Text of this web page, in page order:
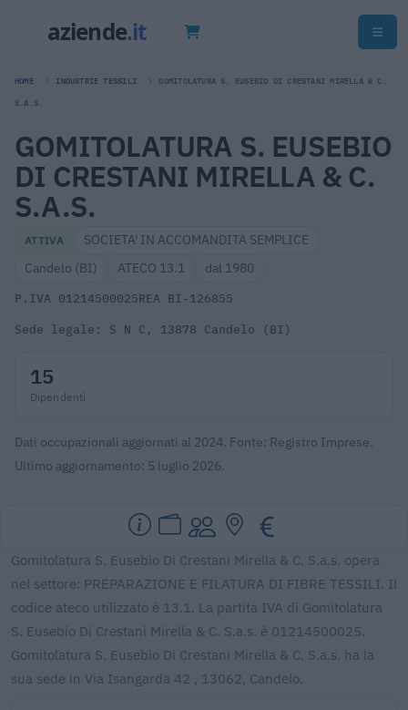
HOME INDUSTRIE TESSILI GOMITOLATURA S. EUSEBIO DI CRESTANI MIRELLA & C.
S.A.S.
GOMITOLATURA S. EUSEBIO
DI CRESTANI MIRELLA & C.
S.A.S.
ATTIVA
SOCIETA' IN ACCOMANDITA SEMPLICE
Candelo (BI)
ATECO 13.1 dal 1980
P.IVA 01214500025REA BI-126855
Sede legale: S N C, 13878 Candelo (BI)
15
Dipendenti
Dati occupazionali aggiornati al 2024. Fonte: Registro Imprese.
Ultimo aggiornamento: 5 luglio 2026.
Gomitolatura S. Eusebio Di Crestani Mirella & C. S.a.s. opera
nel settore: PREPARAZIONE E FILATURA DI FIBRE TESSILI. Il
codice ateco utilizzato è 13.1. La partita IVA di Gomitolatura
S. Eusebio Di Crestani Mirella & C. S.a.s. è 01214500025.
Gomitolatura S. Eusebio Di Crestani Mirella & C. S.a.s. ha la
sua sede in Via Isangarda 42 , 13062, Candelo.